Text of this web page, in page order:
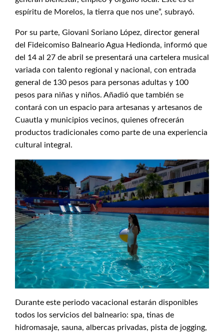
espíritu de Morelos, la tierra que nos une”, subrayó.
Por su parte, Giovani Soriano López, director general
del Fideicomiso Balneario Agua Hedionda, informó que
del 14 al 27 de abril se presentará una cartelera musical
variada con talento regional y nacional, con entrada
general de 130 pesos para personas adultas y 100
pesos para niñas y niños. Añadió que también se
contará con un espacio para artesanas y artesanos de
Cuautla y municipios vecinos, quienes ofrecerán
productos tradicionales como parte de una experiencia
cultural integral.
Durante este periodo vacacional estarán disponibles
todos los servicios del balneario: spa, tinas de
hidromasaje, sauna, albercas privadas, pista de jogging,